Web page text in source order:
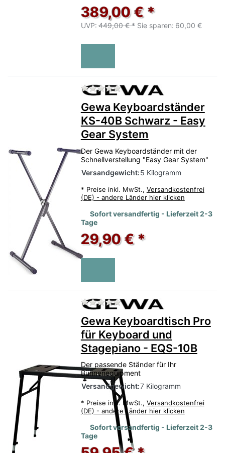
389,00 € *
UVP: 449,00 € * Sie sparen: 60,00 €
Zu diesem Produkt liegen
Gewa Keyboardständer
KS-40B Schwarz - Easy
Gear System
Der Gewa Keyboardständer mit der
Schnellverstellung "Easy Gear System"
Versandgewicht:5 Kilogramm
* Preise inkl. MwSt., Versandkostenfrei
(DE) - andere Länder hier klicken
Sofort versandfertig - Lieferzeit 2-3
Tage
29,90 € *
Zu diesem Produkt liegen
Gewa Keyboardtisch Pro
für Keyboard und
Stagepiano - EQS-10B
Der passende Ständer für Ihr
Bühnenequipment
Versandgewicht:7 Kilogramm
* Preise inkl. MwSt., Versandkostenfrei
(DE) - andere Länder hier klicken
Sofort versandfertig - Lieferzeit 2-3
Tage